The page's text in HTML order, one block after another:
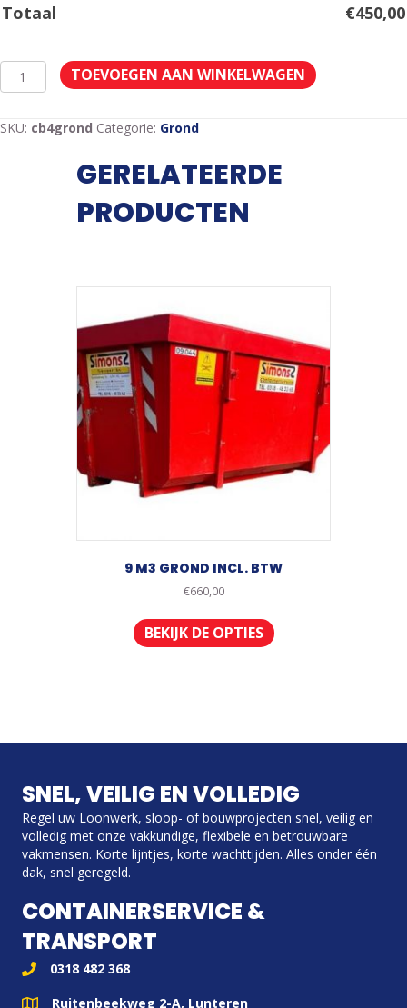
Totaal €450,00
6
m3
incl.
TOEVOEGEN AAN WINKELWAGEN
SKU: cb4grond Categorie: Grond
GERELATEERDE
PRODUCTEN
9 M3 GROND INCL. BTW
€660,00
BEKIJK DE OPTIES
SNEL, VEILIG EN VOLLEDIG
Regel uw Loonwerk, sloop- of bouwprojecten snel, veilig en
volledig met onze vakkundige, flexibele en betrouwbare
vakmensen. Korte lijntjes, korte wachttijden. Alles onder één
dak, snel geregeld.
CONTAINERSERVICE &
TRANSPORT
0318 482 368
Ruitenbeekweg 2-A, Lunteren